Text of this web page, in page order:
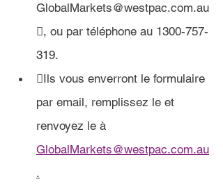
GlobalMarkets@westpac.com.au
, ou par téléphone au 1300-757-
319.
Ils vous enverront le formulaire
par email, remplissez le et
renvoyez le à
GlobalMarkets@westpac.com.au
.